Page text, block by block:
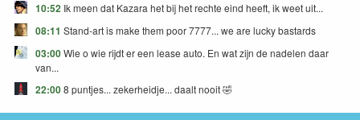
10:52 Ik meen dat Kazara het bij het rechte eind heeft, ik weet uit...
08:11 Stand-art is make them poor 7777... we are lucky bastards
03:00Wie o wie rijdt er een lease auto. En wat zijn de nadelen daar
van...
22:008 puntjes... zekerheidje... daalt nooit 🤣